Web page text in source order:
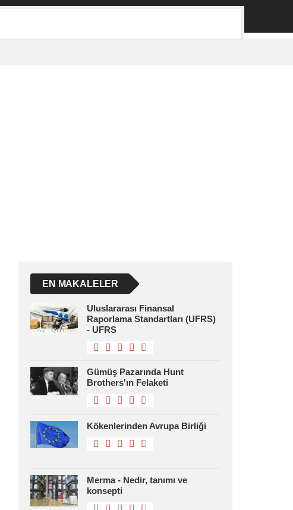
EN MAKALELER
Uluslararası Finansal
Raporlama Standartları (UFRS)
- UFRS
Gümüş Pazarında Hunt
Brothers'ın Felaketi
Kökenlerinden Avrupa Birliği
Merma - Nedir, tanımı ve
konsepti